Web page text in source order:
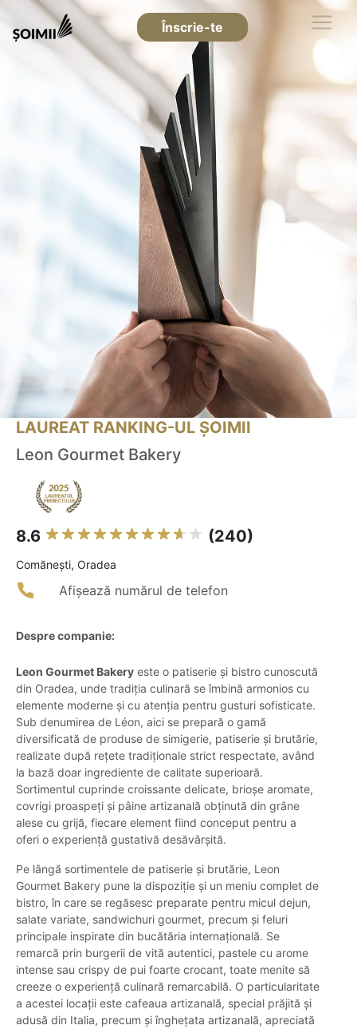
Înscrie-te
LAUREAT RANKING-UL ȘOIMII
Leon Gourmet Bakery
8.6 (240)
Comăneşti, Oradea
Afișează numărul de telefon
Despre companie:
Leon Gourmet Bakery este o patiserie și bistro cunoscută
din Oradea, unde tradiția culinară se îmbină armonios cu
elemente moderne și cu atenția pentru gusturi sofisticate.
Sub denumirea de Léon, aici se prepară o gamă
diversificată de produse de simigerie, patiserie și brutărie,
realizate după rețete tradiționale strict respectate, având
la bază doar ingrediente de calitate superioară.
Sortimentul cuprinde croissante delicate, brioșe aromate,
covrigi proaspeți și pâine artizanală obținută din grâne
alese cu grijă, fiecare element fiind conceput pentru a
oferi o experiență gustativă desăvârșită.
Pe lângă sortimentele de patiserie și brutărie, Leon
Gourmet Bakery pune la dispoziție și un meniu complet de
bistro, în care se regăsesc preparate pentru micul dejun,
salate variate, sandwichuri gourmet, precum și feluri
principale inspirate din bucătăria internațională. Se
remarcă prin burgerii de vită autentici, pastele cu arome
intense sau crispy de pui foarte crocant, toate menite să
creeze o experiență culinară remarcabilă. O particularitate
a acestei locații este cafeaua artizanală, special prăjită și
adusă din Italia, precum și înghețata artizanală, apreciată